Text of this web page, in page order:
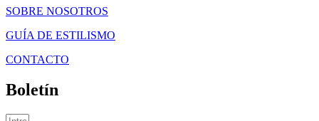
SOBRE NOSOTROS
GUÍA DE ESTILISMO
CONTACTO
Boletín